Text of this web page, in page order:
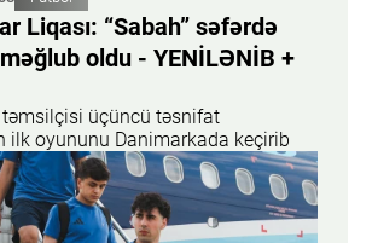
Liqası: “Sabah” səfərdə
məğlub oldu - YENİLƏNİB +
üçüncü təsnifat
ilk oyununu Danimarkada keçirib